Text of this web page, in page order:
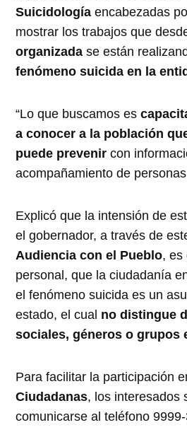
Suicidología encabezadas
mostrar los trabajos que
organizada se están
fenómeno suicida en la
“Lo que buscamos es
a conocer a la población
puede prevenir con
acompañamiento de
Explicó que la intensión de
el gobernador, a través de
Audiencia con el Pueblo, es
personal, que la ciudadanía
el fenómeno suicida es un
estado, el cual no distingue
sociales, géneros o grupos
Para facilitar la participación
Ciudadanas, los interesados
comunicarse al teléfono